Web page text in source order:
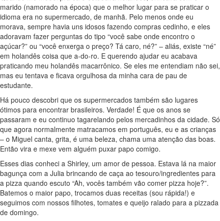
marido (namorado na época) que o melhor lugar para se praticar o
idioma era no supermercado, de manhã. Pelo menos onde eu
morava, sempre havia uns idosos fazendo compras cedinho, e eles
adoravam fazer perguntas do tipo “você sabe onde encontro o
açúcar?” ou “você enxerga o preço? Tá caro, né?” – aliás, existe “né”
em holandês coisa que a-do-ro. E querendo ajudar eu acabava
praticando meu holandês macarrônico. Se eles me entendiam não sei,
mas eu tentava e ficava orgulhosa da minha cara de pau de
estudante.
Há pouco descobri que os supermercados também são lugares
ótimos para encontrar brasileiros. Verdade! É que os anos se
passaram e eu continuo tagarelando pelos mercadinhos da cidade. Só
que agora normalmente matracamos em português, eu e as crianças
– o Miguel canta, grita, é uma beleza, chama uma atenção das boas.
Então vira e mexe vem alguém puxar papo comigo.
Esses dias conheci a Shirley, um amor de pessoa. Estava lá na maior
bagunça com a Julia brincando de caça ao tesouro/ingredientes para
a pizza quando escuto “Ah, vocês também vão comer pizza hoje?”.
Batemos o maior papo, trocamos duas receitas (sou rápida!) e
seguimos com nossos filhotes, tomates e queijo ralado para a pizzada
de domingo.